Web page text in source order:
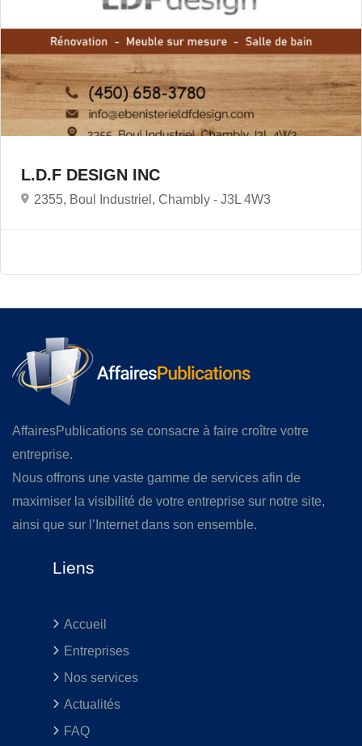
L.D.F DESIGN INC
2355, Boul Industriel, Chambly - J3L 4W3
AffairesPublications se consacre à faire croître votre
entreprise.
Nous offrons une vaste gamme de services afin de
maximiser la visibilité de votre entreprise sur notre site,
ainsi que sur l’Internet dans son ensemble.
Liens
Accueil
Entreprises
Nos services
Actualités
FAQ